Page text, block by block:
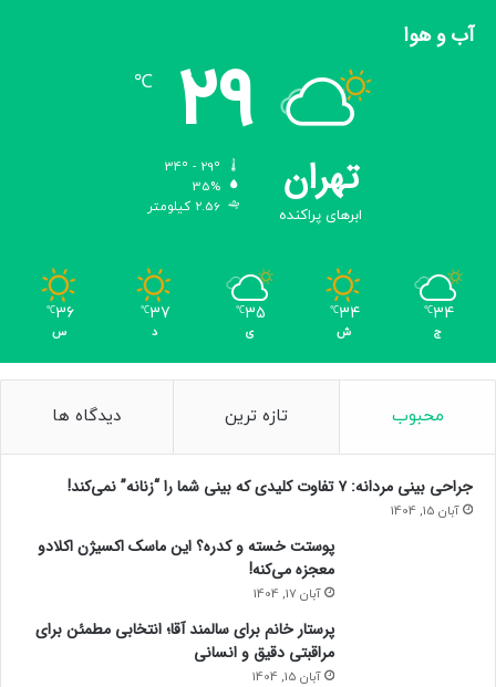
آب و هوا
تهران
ابرهای پراکنده
29
℃
35%
2.56 کیلومتر
34
℃
ج
34
℃
ش
35
℃
ی
37
℃
د
36
℃
س
محبوب تازه ترین دیدگاه ها
جراحی بینی مردانه: ۷ تفاوت کلیدی که بینی شما را “زنانه” نمی‌کند!
آبان 15, 1404
پوستت خسته و کدره؟ این ماسک اکسیژن اکلادو
معجزه می‌کنه!
آبان 17, 1404
پرستار خانم برای سالمند آقا؛ انتخابی مطمئن برای
مراقبتی دقیق و انسانی
آبان 15, 1404